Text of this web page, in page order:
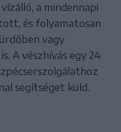
a mindennapi
és folyamatosan
vagy
A vészhívás egy 24
segítséget küld.